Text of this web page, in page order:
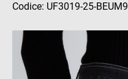
Codice: UF3019-25-BEUM9